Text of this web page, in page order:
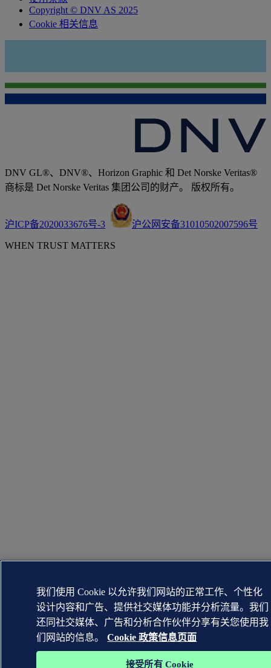
Copyright © DNV AS 2025
Cookie 相关信息
DNV GL®、DNV®、Horizon Graphic 和 Det Norske Veritas®
商标是 Det Norske Veritas 集团公司的财产。 版权所有。
沪ICP备2020033676号-3 沪公网安备31010502007596号
WHEN TRUST MATTERS
我们使用 Cookie 以允许我们网站的正常工作、个性化
设计内容和广告、提供社交媒体功能并分析流量。我们
还同社交媒体、广告和分析合作伙伴分享有关您使用我
们网站的信息。
Cookie 政策信息页面
接受所有 Cookie